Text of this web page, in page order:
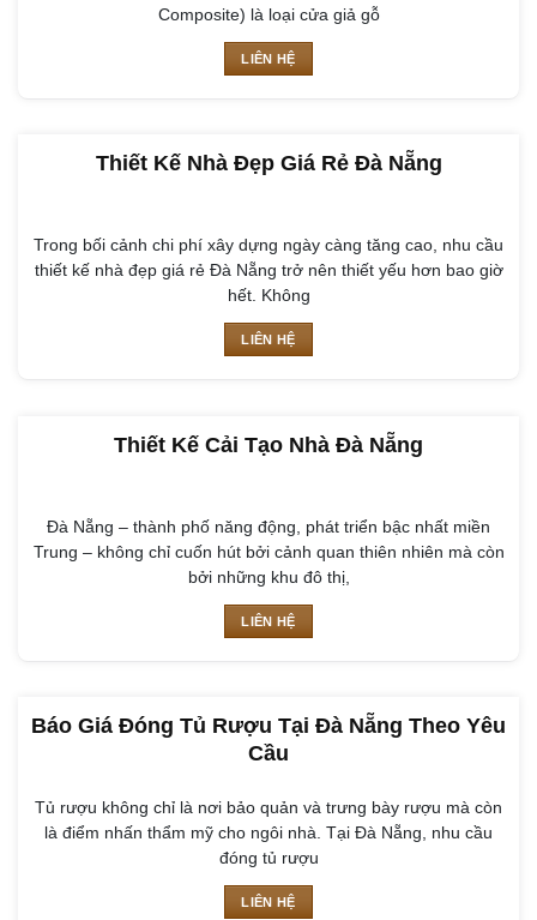
Composite) là loại cửa giả gỗ
LIÊN HỆ
Thiết Kế Nhà Đẹp Giá Rẻ Đà Nẵng
Trong bối cảnh chi phí xây dựng ngày càng tăng cao, nhu cầu
thiết kế nhà đẹp giá rẻ Đà Nẵng trở nên thiết yếu hơn bao giờ
hết. Không
LIÊN HỆ
Thiết Kế Cải Tạo Nhà Đà Nẵng
Đà Nẵng – thành phố năng động, phát triển bậc nhất miền
Trung – không chỉ cuốn hút bởi cảnh quan thiên nhiên mà còn
bởi những khu đô thị,
LIÊN HỆ
Báo Giá Đóng Tủ Rượu Tại Đà Nẵng Theo Yêu
Cầu
Tủ rượu không chỉ là nơi bảo quản và trưng bày rượu mà còn
là điểm nhấn thẩm mỹ cho ngôi nhà. Tại Đà Nẵng, nhu cầu
đóng tủ rượu
LIÊN HỆ